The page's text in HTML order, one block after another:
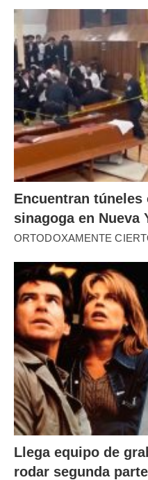
Encuentran
sinagoga en Nueva
ORTODOXAMENTE
Llega equipo de
rodar segunda